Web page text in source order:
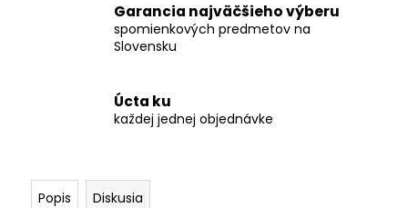
Garancia najväčšieho výberu
spomienkových predmetov na
Slovensku
Úcta ku
každej jednej objednávke
Popis Diskusia